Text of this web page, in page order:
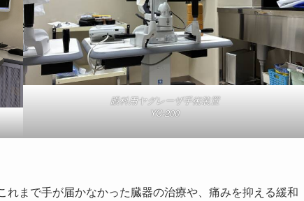
眼科用ヤグレーザ手術装置
YC-200
まで手が届かなかった臓器の治療や、痛みを抑える緩和